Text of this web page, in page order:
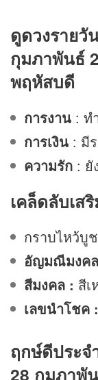
ดูดวงรายวั
กุมภาพันธ์
พฤหัสบดี
การงาน : ท
การเงิน : มี
ความรัก : ยั
เคล็ดลับเส
กราบไหว้บู
อัญมณีมงค
สีมงคล : สีเ
เลขนำโชค :
ฤกษ์ดีประ
28 กุมภาพั